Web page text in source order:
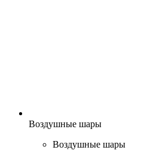
Воздушные шары
Воздушные шары